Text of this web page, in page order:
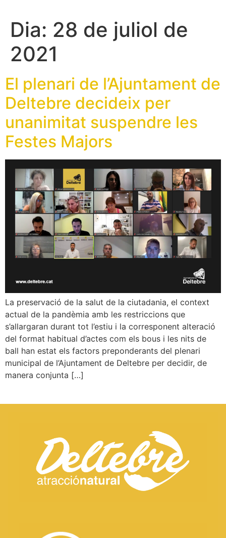
Dia: 28 de juliol de
2021
El plenari de l’Ajuntament de
Deltebre decideix per
unanimitat suspendre les
Festes Majors
La preservació de la salut de la ciutadania, el context
actual de la pandèmia amb les restriccions que
s’allargaran durant tot l’estiu i la corresponent alteració
del format habitual d’actes com els bous i les nits de
ball han estat els factors preponderants del plenari
municipal de l’Ajuntament de Deltebre per decidir, de
manera conjunta […]